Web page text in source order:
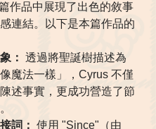
作品中展現了出色的敘事
連結。以下是本篇作品的
： 透過將聖誕樹描述為
像魔法一樣」，Cyrus 不僅
述事實，更成功營造了節
詞： 使用 "Since"（由